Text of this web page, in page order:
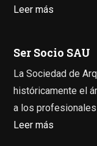
Leer más
Ser Socio SAU
La Sociedad de
históricamente el
a los
Leer más